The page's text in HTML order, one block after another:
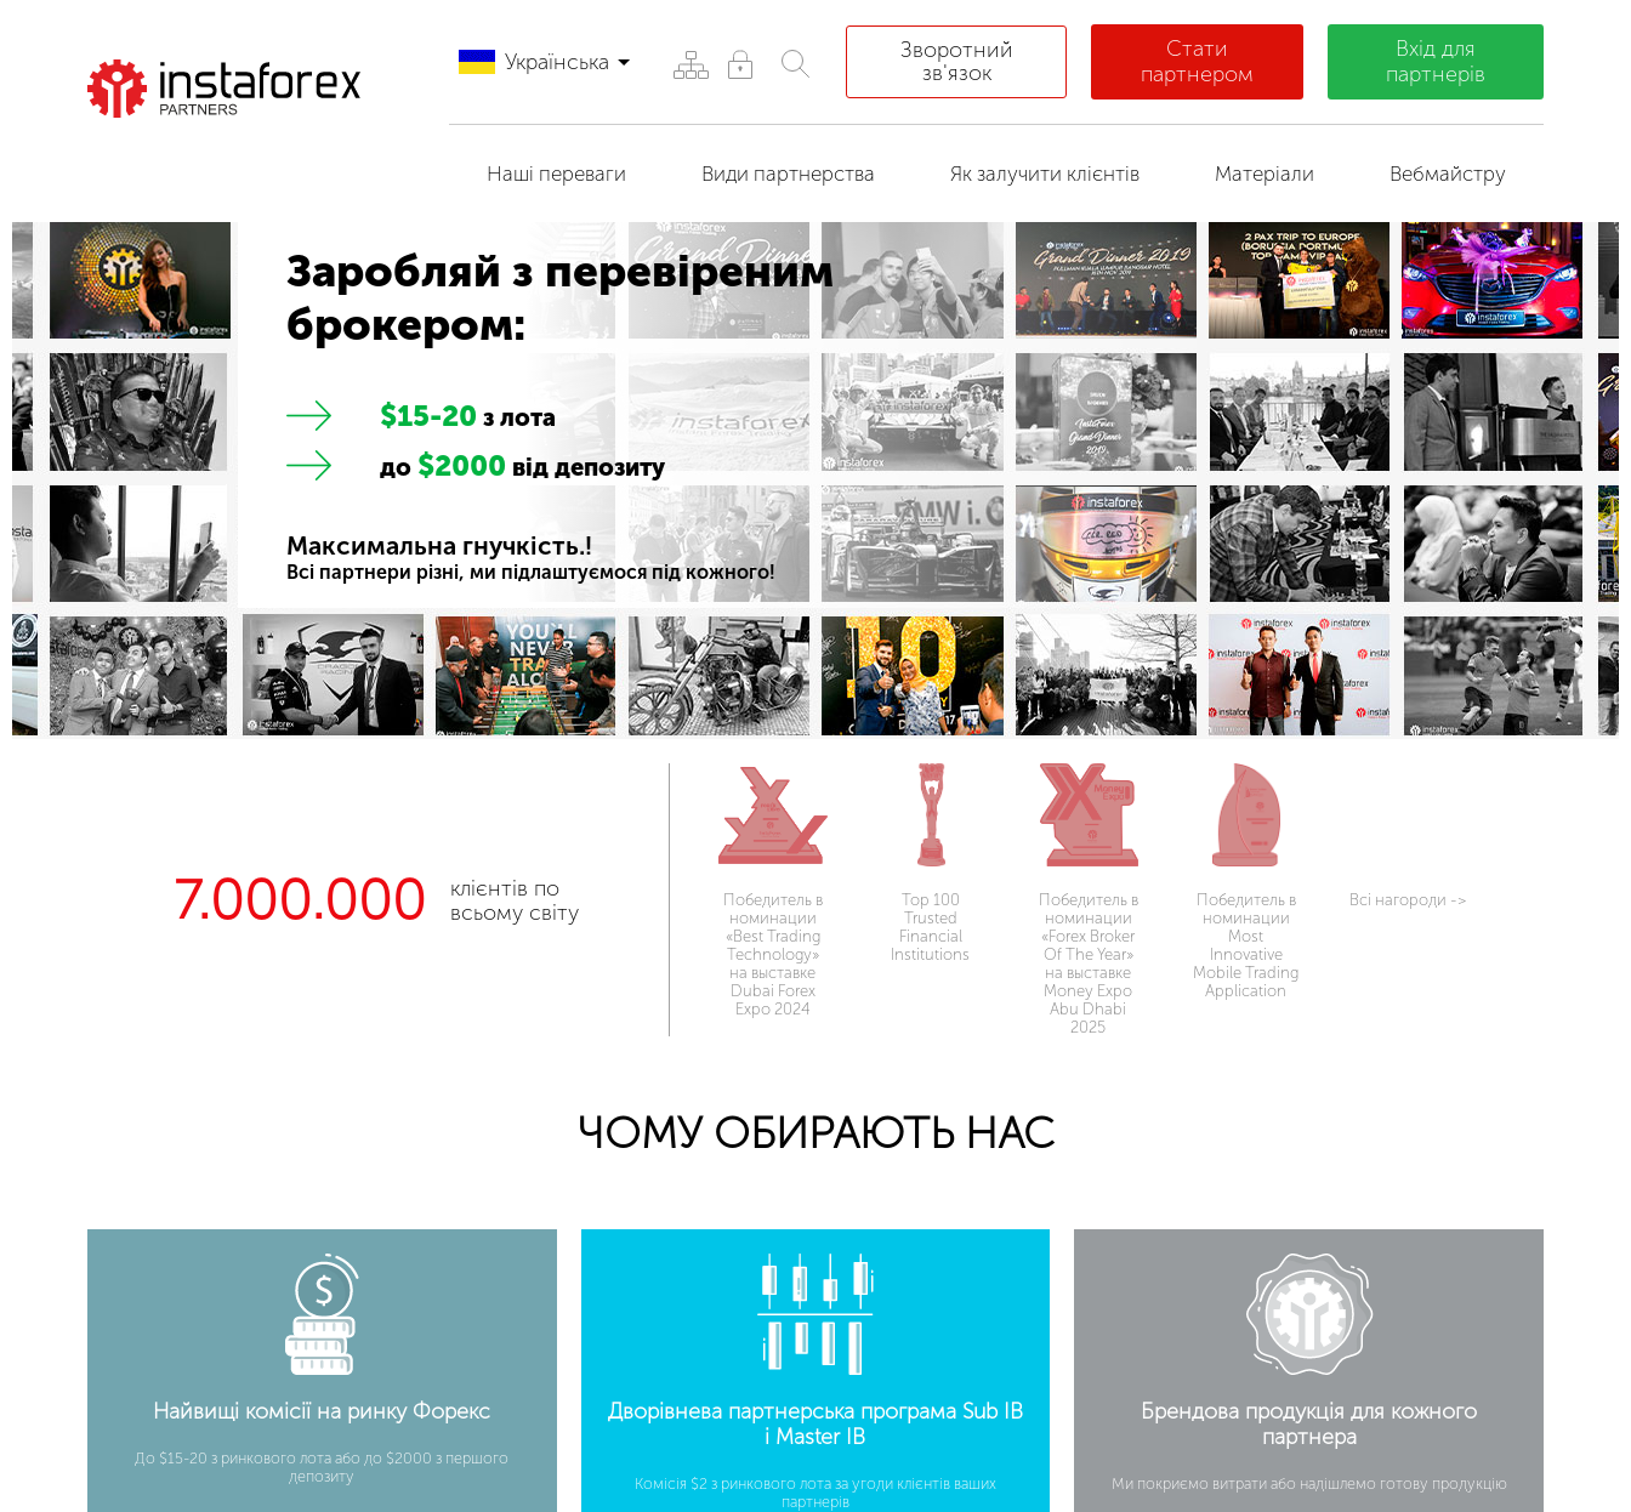
Українська
Зворотний
зв'язок
Стати
партнером
Вхід для
партнерів
Наші переваги Види партнерства Як залучити клієнтів Матеріали Вебмайстру
Заробляй з перевіреним
брокером:
$15-20 з лота
до $2000 від депозиту
Максимальна гнучкість.!
Всі партнери різні, ми підлаштуємося під кожного!
Победитель в
номинации
«Best Trading
Technology»
на выставке
Dubai Forex
Expo 2024
Top 100
Trusted
Financial
Institutions
Победитель в
номинации
«Forex Broker
Of The Year»
на выставке
Money Expo
Abu Dhabi
2025
Победитель в
номинации
Most
Innovative
Mobile Trading
Application
Всі нагороди ->
7.000.000
клієнтів по
всьому світу
ЧОМУ ОБИРАЮТЬ НАС
Найвищі комісії на ринку Форекс
До $15-20 з ринкового лота або до $2000 з першого
депозиту
Дворівнева партнерська програма Sub IB
і Master IB
Комісія $2 з ринкового лота за угоди клієнтів ваших
партнерів
Брендова продукція для кожного
партнера
Ми покриємо витрати або надішлемо готову продукцію